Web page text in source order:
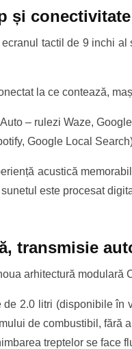
și
tactil de 9 inchi
la ce contează,
– rulezi Waze,
Google Local
acustică
este procesat
transmisie
arhitectură modulară
de 2.0 litri (disponibile
de combustibil, fără
treptelor se face